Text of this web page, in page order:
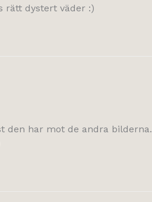
rätt dystert väder :)
den har mot de andra bilderna.